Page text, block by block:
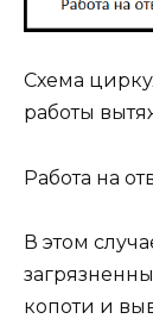
Схема
работы
Работа на
В этом
копоти и